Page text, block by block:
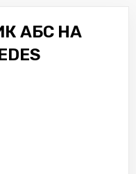
АБС НА